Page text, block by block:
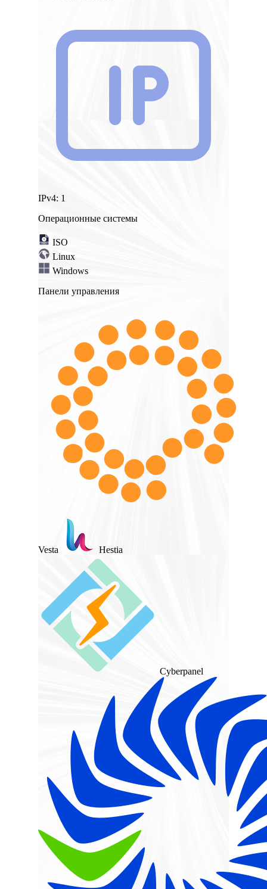
IPv4: 1
Операционные системы
ISO
Linux
Windows
Панели управления
Vesta Hestia
Cyberpanel